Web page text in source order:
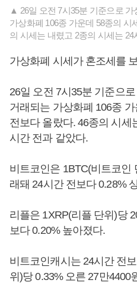
▲ 26일 오전 7시35분 기준으로
가상화폐 106종 가운데 58종의 시
의 시세는 내렸고 2종의 시세는 24
가상화폐 시세가 혼조세를
26일 오전 7시35분 기준으
거래되는 가상화폐 106종
전보다 올랐다. 46종의 시세
시간 전과 같았다.
비트코인은 1BTC(비트코인
래돼 24시간 전보다 0.28%
리플은 1XRP(리플 단위)당
보다 0.20% 높아졌다.
비트코인캐시는 24시간 전
위)당 0.33% 오른 27만4400